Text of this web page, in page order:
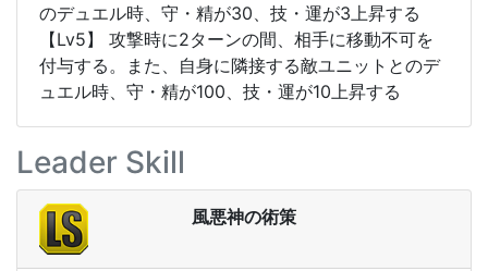
のデュエル時、守・精が30、技・運が3上昇する
【Lv5】 攻撃時に2ターンの間、相手に移動不可を
付与する。また、自身に隣接する敵ユニットとのデ
ュエル時、守・精が100、技・運が10上昇する
Leader Skill
風悪神の術策